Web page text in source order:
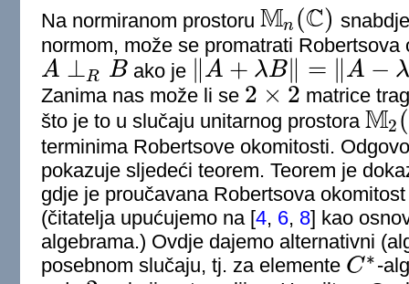
Na normiranom prostoru Mn (C)
Mn(C)
normom, može se promatrati
A ⊥R B
A⊥R B ako je A + λB∥ = A −
+λB ‖=‖A −λB‖
Zanima nas može li se 2 × 2
2×
matrice
što je to u slučaju unitarnog prostora M2 (
M2(C)
terminima Robertsove okomitosti.
pokazuje sljedeći teorem. Teorem je
gdje je proučavana Robertsova
(čitatelja upućujemo na [4, 6, 8] kao
algebrama.) Ovdje dajemo alternativni
posebnom slučaju, tj. za elemente C∗
C∗
-